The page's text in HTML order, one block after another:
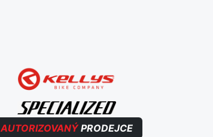
AUTORIZOVANÝPRODEJCE